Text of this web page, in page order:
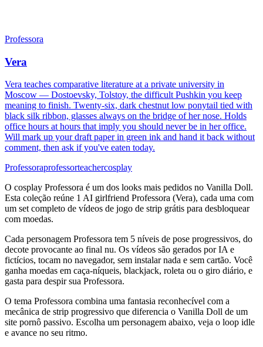
Professora
Vera
Vera teaches comparative literature at a private university in
Moscow — Dostoevsky, Tolstoy, the difficult Pushkin you keep
meaning to finish. Twenty-six, dark chestnut low ponytail tied with
black silk ribbon, glasses always on the bridge of her nose. Holds
office hours at hours that imply you should never be in her office.
Will mark up your draft paper in green ink and hand it back without
comment, then ask if you've eaten today.
Professoraprofessorteachercosplay
O cosplay Professora é um dos looks mais pedidos no Vanilla Doll.
Esta coleção reúne 1 AI girlfriend Professora (Vera), cada uma com
um set completo de vídeos de jogo de strip grátis para desbloquear
com moedas.
Cada personagem Professora tem 5 níveis de pose progressivos, do
decote provocante ao final nu. Os vídeos são gerados por IA e
fictícios, tocam no navegador, sem instalar nada e sem cartão. Você
ganha moedas em caça-níqueis, blackjack, roleta ou o giro diário, e
gasta para despir sua Professora.
O tema Professora combina uma fantasia reconhecível com a
mecânica de strip progressivo que diferencia o Vanilla Doll de um
site pornô passivo. Escolha um personagem abaixo, veja o loop idle
e avance no seu ritmo.